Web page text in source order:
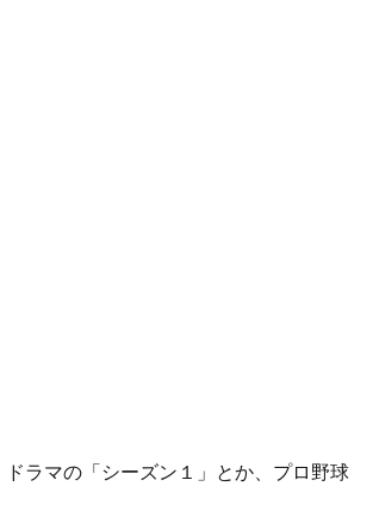
ラマの「シーズン１」とか、プロ野球